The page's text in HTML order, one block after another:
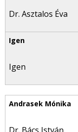
Dr. Asztalos Éva
Igen